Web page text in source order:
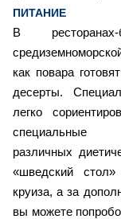
ПИТАНИЕ
В
как повара
десерты.
легко
различных
«шведский
круиза, а за
вы можете